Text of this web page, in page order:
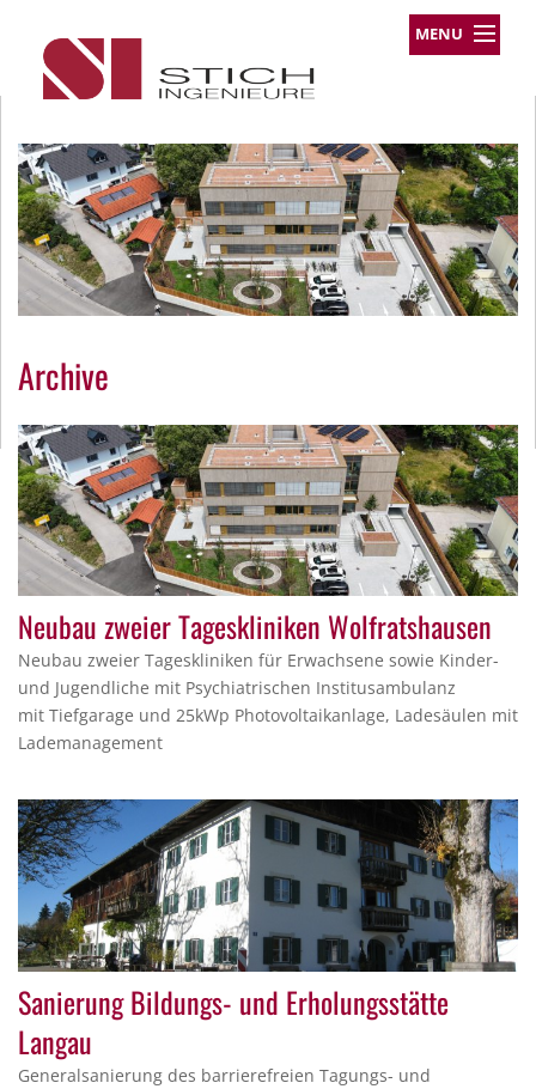
MENU
Leistungsprofil
Team
Über uns
Kontakt
Impressum
Datenschutz
Archive
Neubau zweier Tageskliniken Wolfratshausen
Neubau zweier Tageskliniken für Erwachsene sowie Kinder-
und Jugendliche mit Psychiatrischen Institusambulanz
mit Tiefgarage und 25kWp Photovoltaikanlage, Ladesäulen mit
Lademanagement
Sanierung Bildungs- und Erholungsstätte
Langau
Generalsanierung des barrierefreien Tagungs- und